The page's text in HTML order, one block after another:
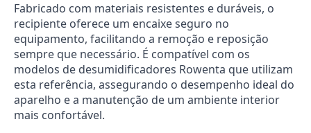
Fabricado com materiais resistentes e duráveis, o
recipiente oferece um encaixe seguro no
equipamento, facilitando a remoção e reposição
sempre que necessário. É compatível com os
modelos de desumidificadores Rowenta que utilizam
esta referência, assegurando o desempenho ideal do
aparelho e a manutenção de um ambiente interior
mais confortável.